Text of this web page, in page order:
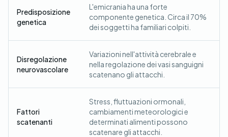
Predisposizione
genetica
L'emicrania ha una forte
componente genetica. Circa il 70%
dei soggetti ha familiari colpiti.
Disregolazione
neurovascolare
Variazioni nell'attività cerebrale e
nella regolazione dei vasi sanguigni
scatenano gli attacchi.
Fattori
scatenanti
Stress, fluttuazioni ormonali,
cambiamenti meteorologici e
determinati alimenti possono
scatenare gli attacchi.